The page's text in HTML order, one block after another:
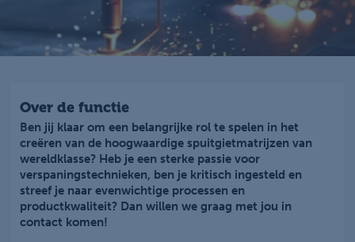
Over de functie
Ben jij klaar om een belangrijke rol te spelen in het
creëren van de hoogwaardige spuitgietmatrijzen van
wereldklasse? Heb je een sterke passie voor
verspaningstechnieken, ben je kritisch ingesteld en
streef je naar evenwichtige processen en
productkwaliteit? Dan willen we graag met jou in
contact komen!